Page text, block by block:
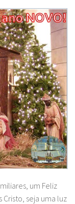
um Feliz
seja uma luz